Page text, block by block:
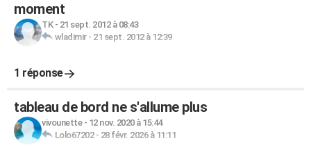
moment
TK- 21 sept. 2012 à 08:43
wladimir- 21 sept. 2012 à 12:39
1 réponse
tableau de bord ne s'allume plus
vivounette- 12 nov. 2020 à 15:44
Lolo67202- 28 févr. 2026 à 11:11